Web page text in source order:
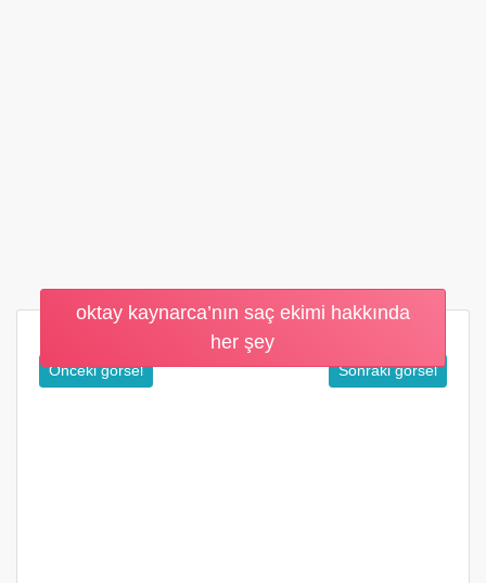
oktay kaynarca’nın saç ekimi hakkında
her şey
Önceki görsel Sonraki görsel